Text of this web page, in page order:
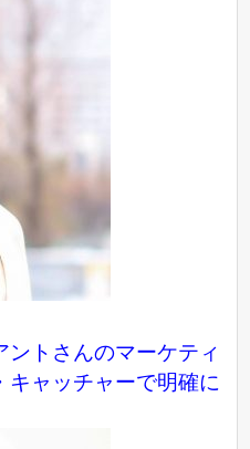
ントさんのマーケティ
キャッチャーで明確に